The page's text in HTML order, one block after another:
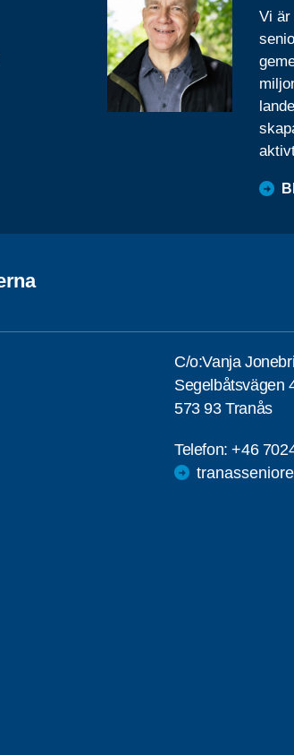
Vi är
C/o:Vanja
Segelbåtsvägen
573 93 Tranås
Telefon:+46